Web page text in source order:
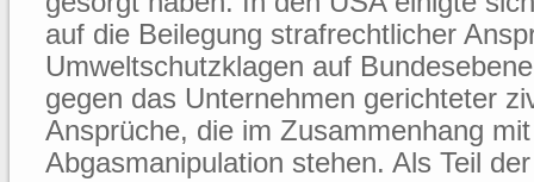
auf die Beilegung strafrechtlicher
Umweltschutzklagen auf
gegen das Unternehmen gerichteter
Ansprüche, die im Zusammenhang
Abgasmanipulation stehen. Als Teil der